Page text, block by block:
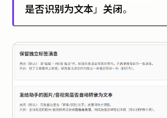
是否识别为文本」 关闭。